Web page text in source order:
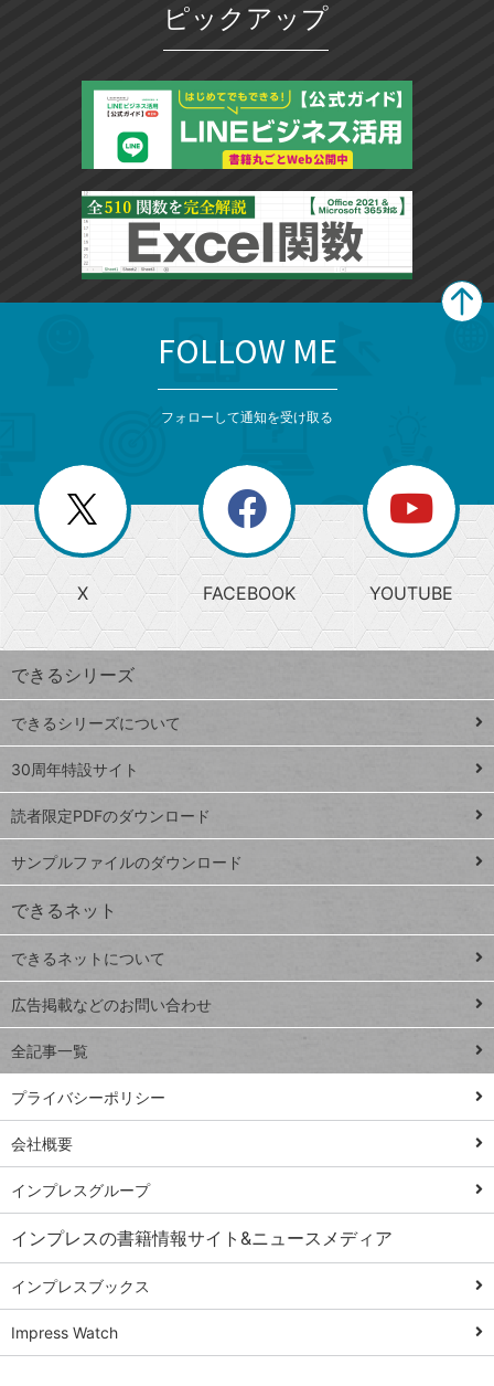
ピックアップ
じ
る
search
検
索
上
昇
ワ
ー
ド
Google
スプレ
ッドシ
ート
iPhone
VLOOKUP
close
閉じ
る
閉
じ
る
ー
か
ら
探
す
ト
ッ
プ
ペ
ジ
連載
Excel Q&A
トイアンナ流仕
事術
PowerAutomate
ではじめる業務
の完全自動化
AI議事録作成術
Windows 11
Q&A
Teams踏み込み
活用術
Excel講師の仕事
術
FOLLOW ME
フォローして通知を受け取る
X FACEBOOK YOUTUBE
できるシリーズ
できるシリーズについて
30周年特設サイト
読者限定PDFのダウンロード
サンプルファイルのダウンロード
できるネット
できるネットについて
広告掲載などのお問い合わせ
全記事一覧
プライバシーポリシー
会社概要
インプレスグループ
インプレスの書籍情報サイト&ニュースメディア
インプレスブックス
Impress Watch